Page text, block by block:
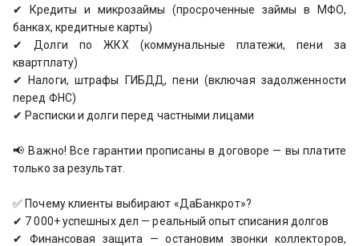
✔ Кредиты и микрозаймы (просроченные займы в МФО,
банках, кредитные карты)
✔ Долги по ЖКХ (коммунальные платежи, пени за
квартплату)
✔ Налоги, штрафы ГИБДД, пени (включая задолженности
перед ФНС)
✔ Расписки и долги перед частными лицами
📢 Важно! Все гарантии прописаны в договоре — вы платите
только за результат.
✅ Почему клиенты выбирают «ДаБанкрот»?
✔ 7 000+ успешных дел — реальный опыт списания долгов
✔ Финансовая защита — остановим звонки коллекторов,